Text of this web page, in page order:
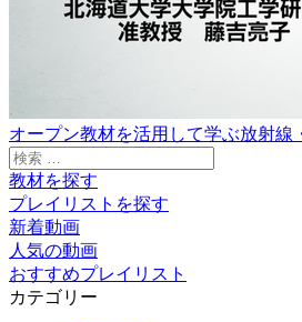
オープン教材を活用して学ぶ放射線
検
索:
教材を探す
プレイリストを探す
新着動画
人気の動画
おすすめプレイリスト
カテゴリー